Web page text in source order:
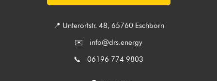
📍 Unterortstr. 48, 65760 Eschborn
✉️ info@drs.energy
📞 06196 774 9803